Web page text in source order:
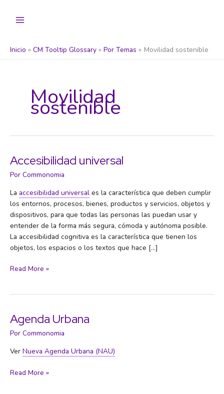
Inicio CM Tooltip Glossary Por Temas Movilidad sostenible
Movilidad
sostenible
Accesibilidad universal
Por Commonomia
La accesibilidad universal es la característica que deben cumplir
los entornos, procesos, bienes, productos y servicios, objetos y
dispositivos, para que todas las personas las puedan usar y
entender de la forma más segura, cómoda y autónoma posible.
La accesibilidad cognitiva es la característica que tienen los
objetos, los espacios o los textos que hace […]
Accesibilidad
Read More »
Agenda Urbana
Por Commonomia
Ver Nueva Agenda Urbana (NAU)
Agenda
Read More »